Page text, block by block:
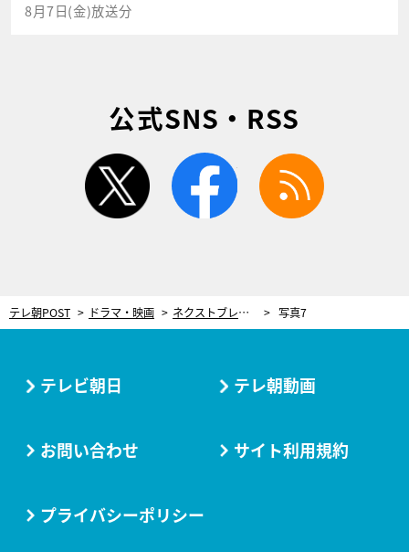
8月7日(金)放送分
公式SNS・RSS
twitter facebook
テレ朝POST ドラマ・映画 ネクストブレイク俳優が大集合！シン・時代劇『君とゆきて咲く』放送直前SPで新情報も発表 写真7
テレビ朝日 テレ朝動画
お問い合わせ サイト利用規約
プライバシーポリシー